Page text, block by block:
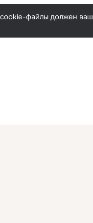
cookie-файлы должен ваш